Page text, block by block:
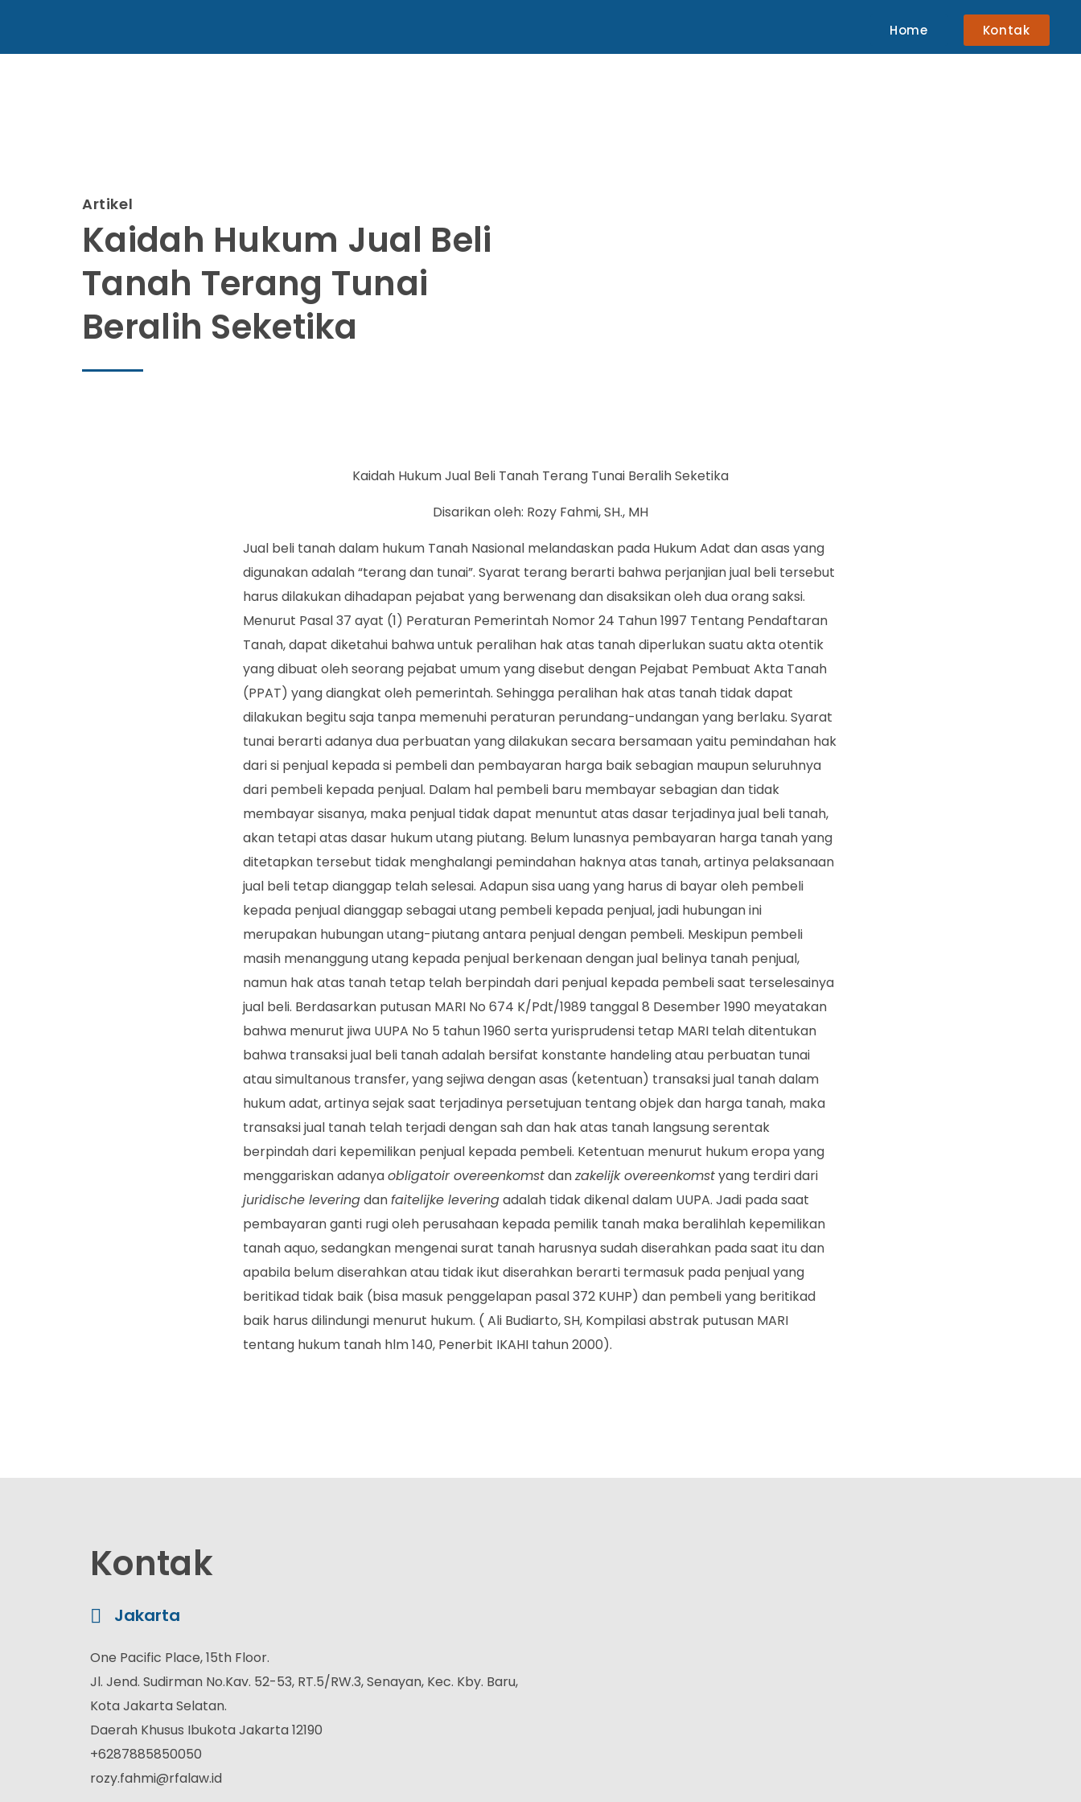
Home Kontak
Artikel
Kaidah Hukum Jual Beli
Tanah Terang Tunai
Beralih Seketika
Kaidah Hukum Jual Beli Tanah Terang Tunai Beralih Seketika
Disarikan oleh: Rozy Fahmi, SH., MH
Jual beli tanah dalam hukum Tanah Nasional melandaskan pada Hukum Adat dan asas yang
digunakan adalah “terang dan tunai”. Syarat terang berarti bahwa perjanjian jual beli tersebut
harus dilakukan dihadapan pejabat yang berwenang dan disaksikan oleh dua orang saksi.
Menurut Pasal 37 ayat (1) Peraturan Pemerintah Nomor 24 Tahun 1997 Tentang Pendaftaran
Tanah, dapat diketahui bahwa untuk peralihan hak atas tanah diperlukan suatu akta otentik
yang dibuat oleh seorang pejabat umum yang disebut dengan Pejabat Pembuat Akta Tanah
(PPAT) yang diangkat oleh pemerintah. Sehingga peralihan hak atas tanah tidak dapat
dilakukan begitu saja tanpa memenuhi peraturan perundang-undangan yang berlaku. Syarat
tunai berarti adanya dua perbuatan yang dilakukan secara bersamaan yaitu pemindahan hak
dari si penjual kepada si pembeli dan pembayaran harga baik sebagian maupun seluruhnya
dari pembeli kepada penjual. Dalam hal pembeli baru membayar sebagian dan tidak
membayar sisanya, maka penjual tidak dapat menuntut atas dasar terjadinya jual beli tanah,
akan tetapi atas dasar hukum utang piutang. Belum lunasnya pembayaran harga tanah yang
ditetapkan tersebut tidak menghalangi pemindahan haknya atas tanah, artinya pelaksanaan
jual beli tetap dianggap telah selesai. Adapun sisa uang yang harus di bayar oleh pembeli
kepada penjual dianggap sebagai utang pembeli kepada penjual, jadi hubungan ini
merupakan hubungan utang-piutang antara penjual dengan pembeli. Meskipun pembeli
masih menanggung utang kepada penjual berkenaan dengan jual belinya tanah penjual,
namun hak atas tanah tetap telah berpindah dari penjual kepada pembeli saat terselesainya
jual beli. Berdasarkan putusan MARI No 674 K/Pdt/1989 tanggal 8 Desember 1990 meyatakan
bahwa menurut jiwa UUPA No 5 tahun 1960 serta yurisprudensi tetap MARI telah ditentukan
bahwa transaksi jual beli tanah adalah bersifat konstante handeling atau perbuatan tunai
atau simultanous transfer, yang sejiwa dengan asas (ketentuan) transaksi jual tanah dalam
hukum adat, artinya sejak saat terjadinya persetujuan tentang objek dan harga tanah, maka
transaksi jual tanah telah terjadi dengan sah dan hak atas tanah langsung serentak
berpindah dari kepemilikan penjual kepada pembeli. Ketentuan menurut hukum eropa yang
menggariskan adanyaobligatoir overeenkomstdanzakelijk overeenkomstyang terdiri dari
juridische leveringdanfaitelijke leveringadalah tidak dikenal dalam UUPA. Jadi pada saat
pembayaran ganti rugi oleh perusahaan kepada pemilik tanah maka beralihlah kepemilikan
tanah aquo, sedangkan mengenai surat tanah harusnya sudah diserahkan pada saat itu dan
apabila belum diserahkan atau tidak ikut diserahkan berarti termasuk pada penjual yang
beritikad tidak baik (bisa masuk penggelapan pasal 372 KUHP) dan pembeli yang beritikad
baik harus dilindungi menurut hukum. ( Ali Budiarto, SH, Kompilasi abstrak putusan MARI
tentang hukum tanah hlm 140, Penerbit IKAHI tahun 2000).
Kontak
Jakarta
One Pacific Place, 15th Floor.
Jl. Jend. Sudirman No.Kav. 52-53, RT.5/RW.3, Senayan, Kec. Kby. Baru,
Kota Jakarta Selatan.
Daerah Khusus Ibukota Jakarta 12190
+6287885850050
rozy.fahmi@rfalaw.id